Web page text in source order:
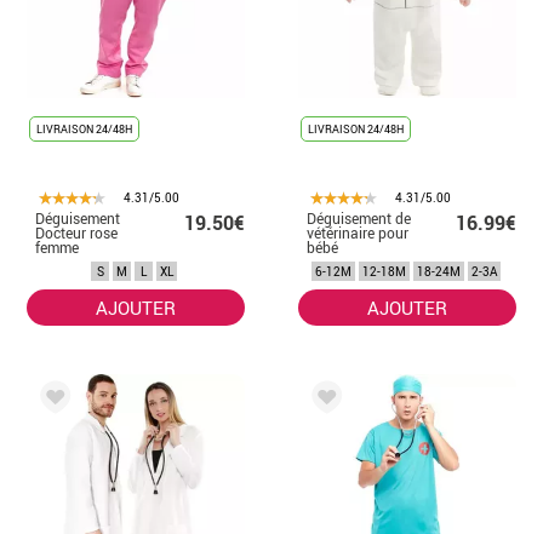
LIVRAISON 24/48H
4.31/5.00
Déguisement
Docteur rose
femme
19.50€
S M L XL
AJOUTER
LIVRAISON 24/48H
4.31/5.00
Déguisement de
vétérinaire pour
bébé
16.99€
6-12M 12-18M 18-24M 2-3A
AJOUTER